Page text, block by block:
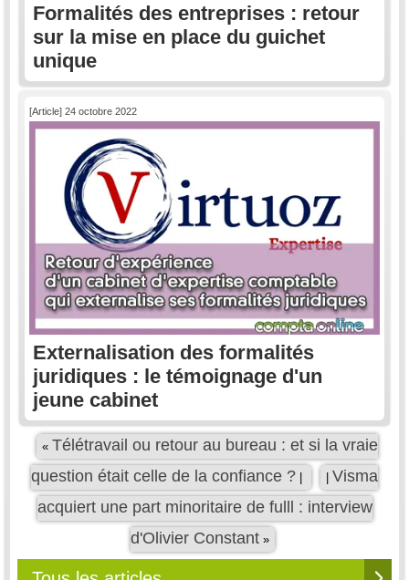
Formalités des entreprises : retour
sur la mise en place du guichet
unique
[Article] 24 octobre 2022
Externalisation des formalités
juridiques : le témoignage d'un
jeune cabinet
« Télétravail ou retour au bureau : et si la vraie
question était celle de la confiance ? | | Visma
acquiert une part minoritaire de fulll : interview
d'Olivier Constant»